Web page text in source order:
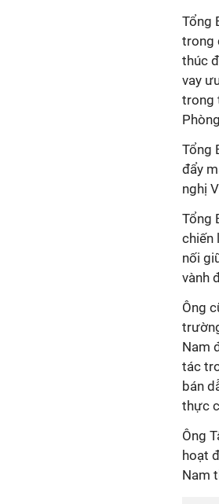
Tổng
trong
thúc
vay
trong
Tổng
đẩy
nghị
Tổng
chiến
nối
vành
Ông
Nam
tác
bán
thực
Ông
hoạt
Nam